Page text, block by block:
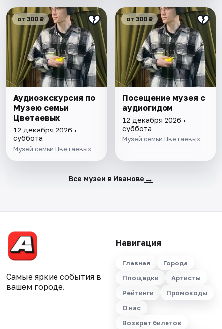
от 300 ₽
Аудиоэкскурсия по
Музею семьи
Цветаевых
12 декабря 2026 •
суббота
Музей семьи Цветаевых
от 300 ₽
Посещение музея с
аудиогидом
12 декабря 2026 •
суббота
Музей семьи Цветаевых
Все музеи в Иванове →
Самые яркие события в
вашем городе.
Навигация
Главная
Города
Площадки
Артисты
Рейтинги
Промокоды
О нас
Возврат билетов